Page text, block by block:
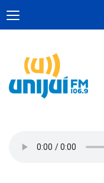
Notícias